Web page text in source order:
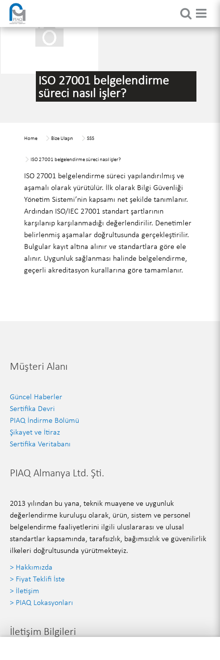
ISO 27001 belgelendirme
süreci nasıl işler?
Home Bize Ulaşın SSS
ISO 27001 belgelendirme süreci nasıl işler?
ISO 27001 belgelendirme süreci yapılandırılmış ve
aşamalı olarak yürütülür. İlk olarak Bilgi Güvenliği
Yönetim Sistemi’nin kapsamı net şekilde tanımlanır.
Ardından ISO/IEC 27001 standart şartlarının
karşılanıp karşılanmadığı değerlendirilir. Denetimler
belirlenmiş aşamalar doğrultusunda gerçekleştirilir.
Bulgular kayıt altına alınır ve standartlara göre ele
alınır. Uygunluk sağlanması halinde belgelendirme,
geçerli akreditasyon kurallarına göre tamamlanır.
Müşteri Alanı
Güncel Haberler
Sertifika Devri
PIAQ İndirme Bölümü
Şikayet ve İtiraz
Sertifika Veritabanı
PIAQ Almanya Ltd. Şti.
2013 yılından bu yana, teknik muayene ve uygunluk
değerlendirme kuruluşu olarak, ürün, sistem ve personel
belgelendirme faaliyetlerini ilgili uluslararası ve ulusal
standartlar kapsamında, tarafsızlık, bağımsızlık ve güvenilirlik
ilkeleri doğrultusunda yürütmekteyiz.
> Hakkımızda
> Fiyat Teklifi İste
> İletişim
> PIAQ Lokasyonları
İletişim Bilgileri